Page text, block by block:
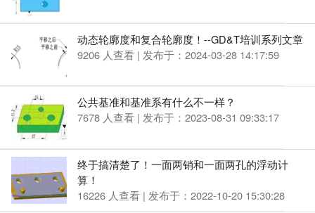
动态轮廓度和复合轮廓度！--GD&T培训系列文章
9206 人查看 | 发布于：2024-03-28 14:17:59
公共基准和基准系有什么不一样？
7678 人查看 | 发布于：2023-08-31 09:33:17
终于搞清楚了！一面两销和一面两孔的浮动计
算！
16226 人查看 | 发布于：2022-10-20 15:30:28